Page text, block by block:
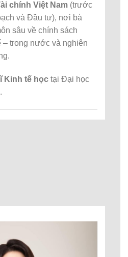
chính Việt Nam (trước
và Đầu tư), nơi bà
sâu về chính sách
trong nước và nghiên
Kinh tế học tại Đại học